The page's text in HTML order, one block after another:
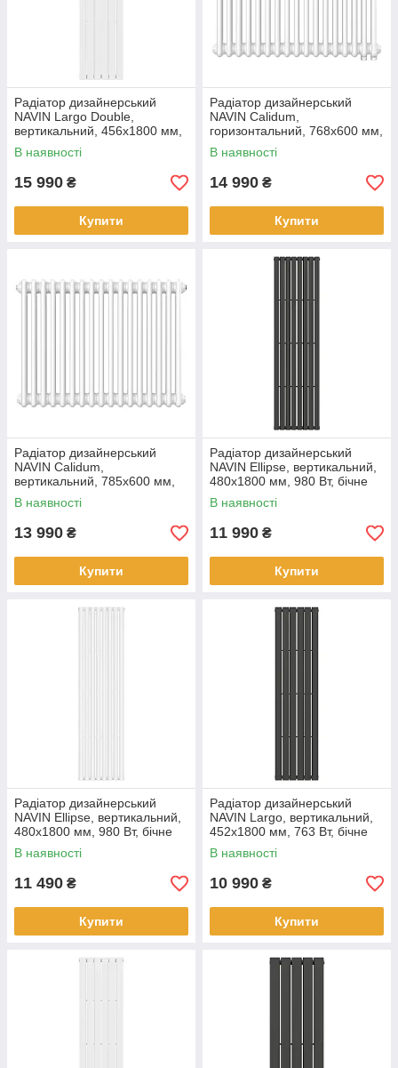
Радіатор дизайнерський
NAVIN Largo Double,
вертикальний, 456x1800 мм,
1386 Вт, бічне підключення,
білий
В наявності
15 990 ₴
Купити
Радіатор дизайнерський
NAVIN Calidum,
горизонтальний, 768x600 мм,
990 Вт, нижнє підключення 50
мм, білий
В наявності
14 990 ₴
Купити
Радіатор дизайнерський
NAVIN Calidum,
вертикальний, 785x600 мм,
990 Вт, бічне підключення,
білий
В наявності
13 990 ₴
Купити
Радіатор дизайнерський
NAVIN Ellipse, вертикальний,
480x1800 мм, 980 Вт, бічне
підключення, чорний муар
В наявності
11 990 ₴
Купити
Радіатор дизайнерський
NAVIN Ellipse, вертикальний,
480x1800 мм, 980 Вт, бічне
підключення, білий
В наявності
11 490 ₴
Купити
Радіатор дизайнерський
NAVIN Largo, вертикальний,
452x1800 мм, 763 Вт, бічне
підключення, чорний муар
В наявності
10 990 ₴
Купити